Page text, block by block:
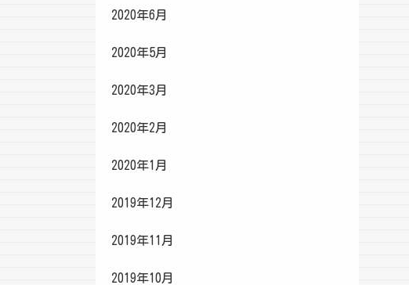
2020年6月
2020年5月
2020年3月
2020年2月
2020年1月
2019年12月
2019年11月
2019年10月